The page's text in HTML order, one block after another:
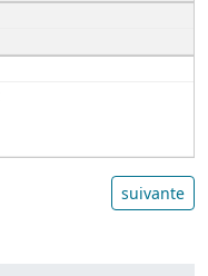
suivante